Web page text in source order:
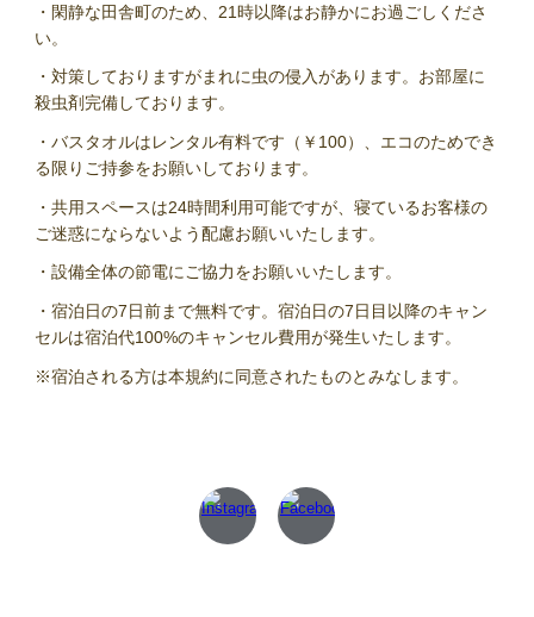
・閑静な田舎町のため、21時以降はお静かにお過ごしくださ
い。
・対策しておりますがまれに虫の侵入があります。お部屋に
殺虫剤完備しております。
・バスタオルはレンタル有料です（￥100）、エコのためでき
る限りご持参をお願いしております。
・共用スペースは24時間利用可能ですが、寝ているお客様の
ご迷惑にならないよう配慮お願いいたします。
・設備全体の節電にご協力をお願いいたします。
・宿泊日の7日前まで無料です。宿泊日の7日目以降のキャン
セルは宿泊代100%のキャンセル費用が発生いたします。
※宿泊される方は本規約に同意されたものとみなします。